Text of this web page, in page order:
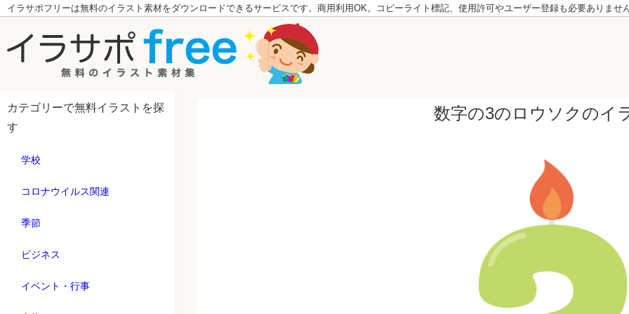
イラサポフリーは無料のイラスト素材をダウンロードできるサービスです。商用利用OK。コピーライト標記、使用許可やユーザー登録も必要ありません
カテゴリーで無料イラストを探
す
学校
コロナウイルス関連
季節
ビジネス
イベント・行事
数字の3のロウソクのイ